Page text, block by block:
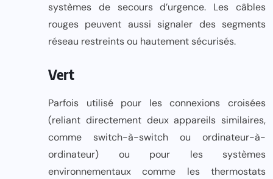
systèmes de secours d’urgence. Les câbles
rouges peuvent aussi signaler des segments
réseau restreints ou hautement sécurisés.
Vert
Parfois utilisé pour les connexions croisées
(reliant directement deux appareils similaires,
comme switch-à-switch ou ordinateur-à-
ordinateur) ou pour les systèmes
environnementaux comme les thermostats